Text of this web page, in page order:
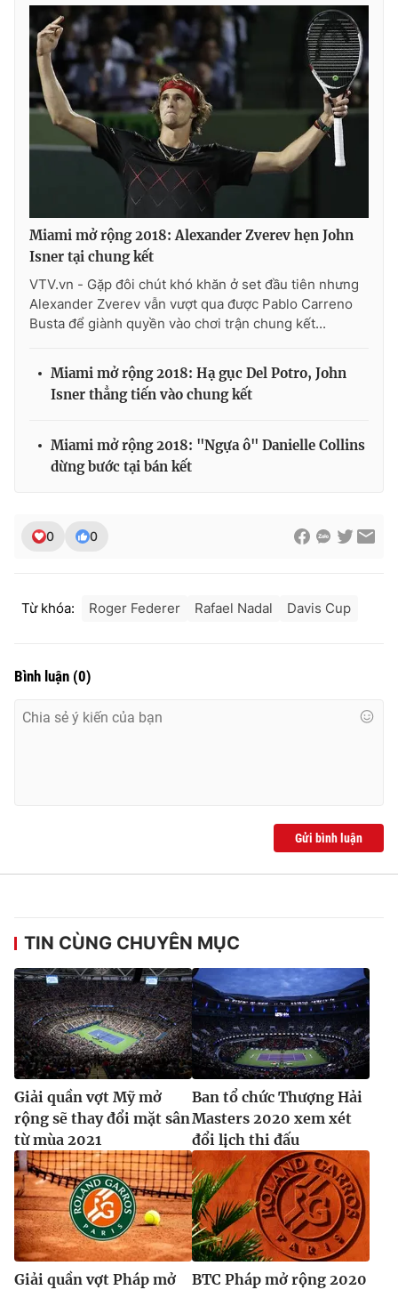
THỜI BÁO VTV
Theo dõi báo trên
Cơ quan chủ quản:Đài Truyền hình Việt Nam
Cơ quan báo chí:
Thời báo VTV
cấp ngày 29/12/2023
Tổng Biên tập:Vũ Thanh Thủy
Tổng đài VTV:024.38 355 931 - 024.38 355 932
Ðiện thoại Thời báo VTV:
024.66 897 897
Liên hệ quảng cáo:
024-7300.7108
® Cấm sao chép dưới mọi hình thức nếu không có sự chấp
thuận bằng văn bản. Ghi rõ nguồn VTV.vn khi phát hành lại
Miami mở rộng 2018: Alexander Zverev hẹn John
Isner tại chung kết
VTV.vn - Gặp đôi chút khó khăn ở set đầu tiên nhưng
Alexander Zverev vẫn vượt qua được Pablo Carreno
Busta để giành quyền vào chơi trận chung kết...
Miami mở rộng 2018: Hạ gục Del Potro, John
Isner thẳng tiến vào chung kết
Miami mở rộng 2018: "Ngựa ô" Danielle Collins
dừng bước tại bán kết
0 0
Từ khóa: Roger Federer Rafael Nadal Davis Cup
Bình luận (0)
Gửi bình luận
TIN CÙNG CHUYÊN MỤC
Giải quần vợt Mỹ mở
rộng sẽ thay đổi mặt sân
từ mùa 2021
Ban tổ chức Thượng Hải
Masters 2020 xem xét
đổi lịch thi đấu
Giải quần vợt Pháp mở
BTC Pháp mở rộng 2020